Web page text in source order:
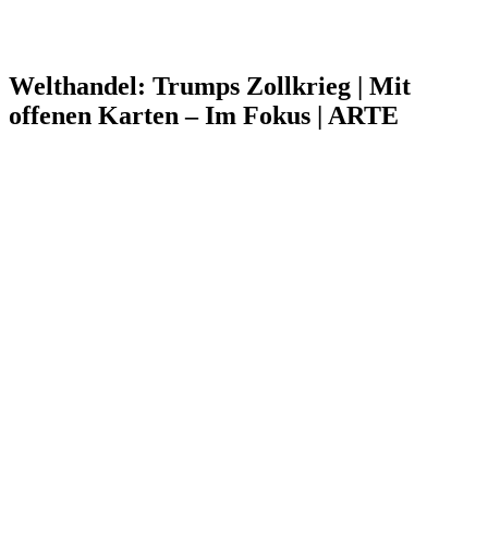
Welthandel: Trumps Zollkrieg | Mit
offenen Karten – Im Fokus | ARTE